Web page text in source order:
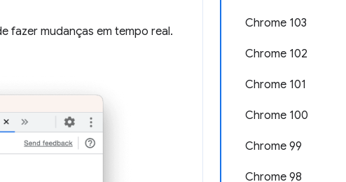
Chrome 103
Chrome 102
Chrome 101
Chrome 100
Chrome 99
Chrome 98
fazer mudanças em tempo real.